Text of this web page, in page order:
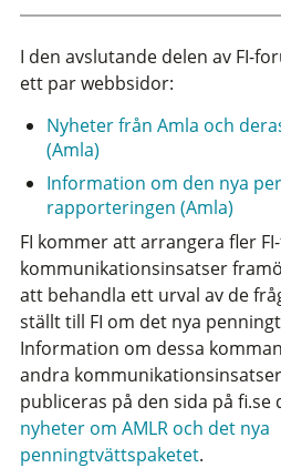
I den avslutande delen av FI-
ett par webbsidor:
Nyheter från Amla och
(Amla)
Information om den nya
rapporteringen (Amla)
FI kommer att arrangera fler
kommunikationsinsatser
att behandla ett urval av de
ställt till FI om det nya
Information om dessa
andra
publiceras på den sida på
nyheter om AMLR och det nya
penningtvättspaketet.